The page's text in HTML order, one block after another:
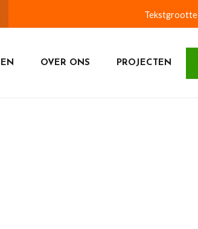
Tekstgrootte
OVER ONS PROJECTEN